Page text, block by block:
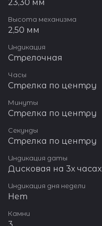
23,30 мм
Высота механизма
2,50 мм
Индикация
Стрелочная
Часы
Стрелка по центру
Минуты
Стрелка по центру
Секунды
Стрелка по центру
Индикация даты
Дисковая на 3х часах
Индикация дня недели
Нет
Камни